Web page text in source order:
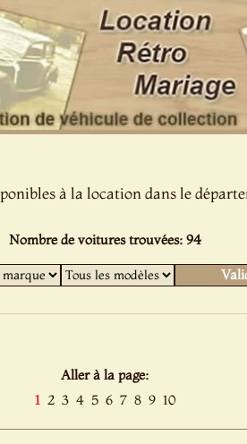
à la location dans le
Nombre de voitures trouvées: 94
Aller à la page:
1 2 3 4 5 6 7 8 9 10